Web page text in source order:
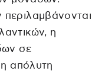
η
σε
απόλυτη